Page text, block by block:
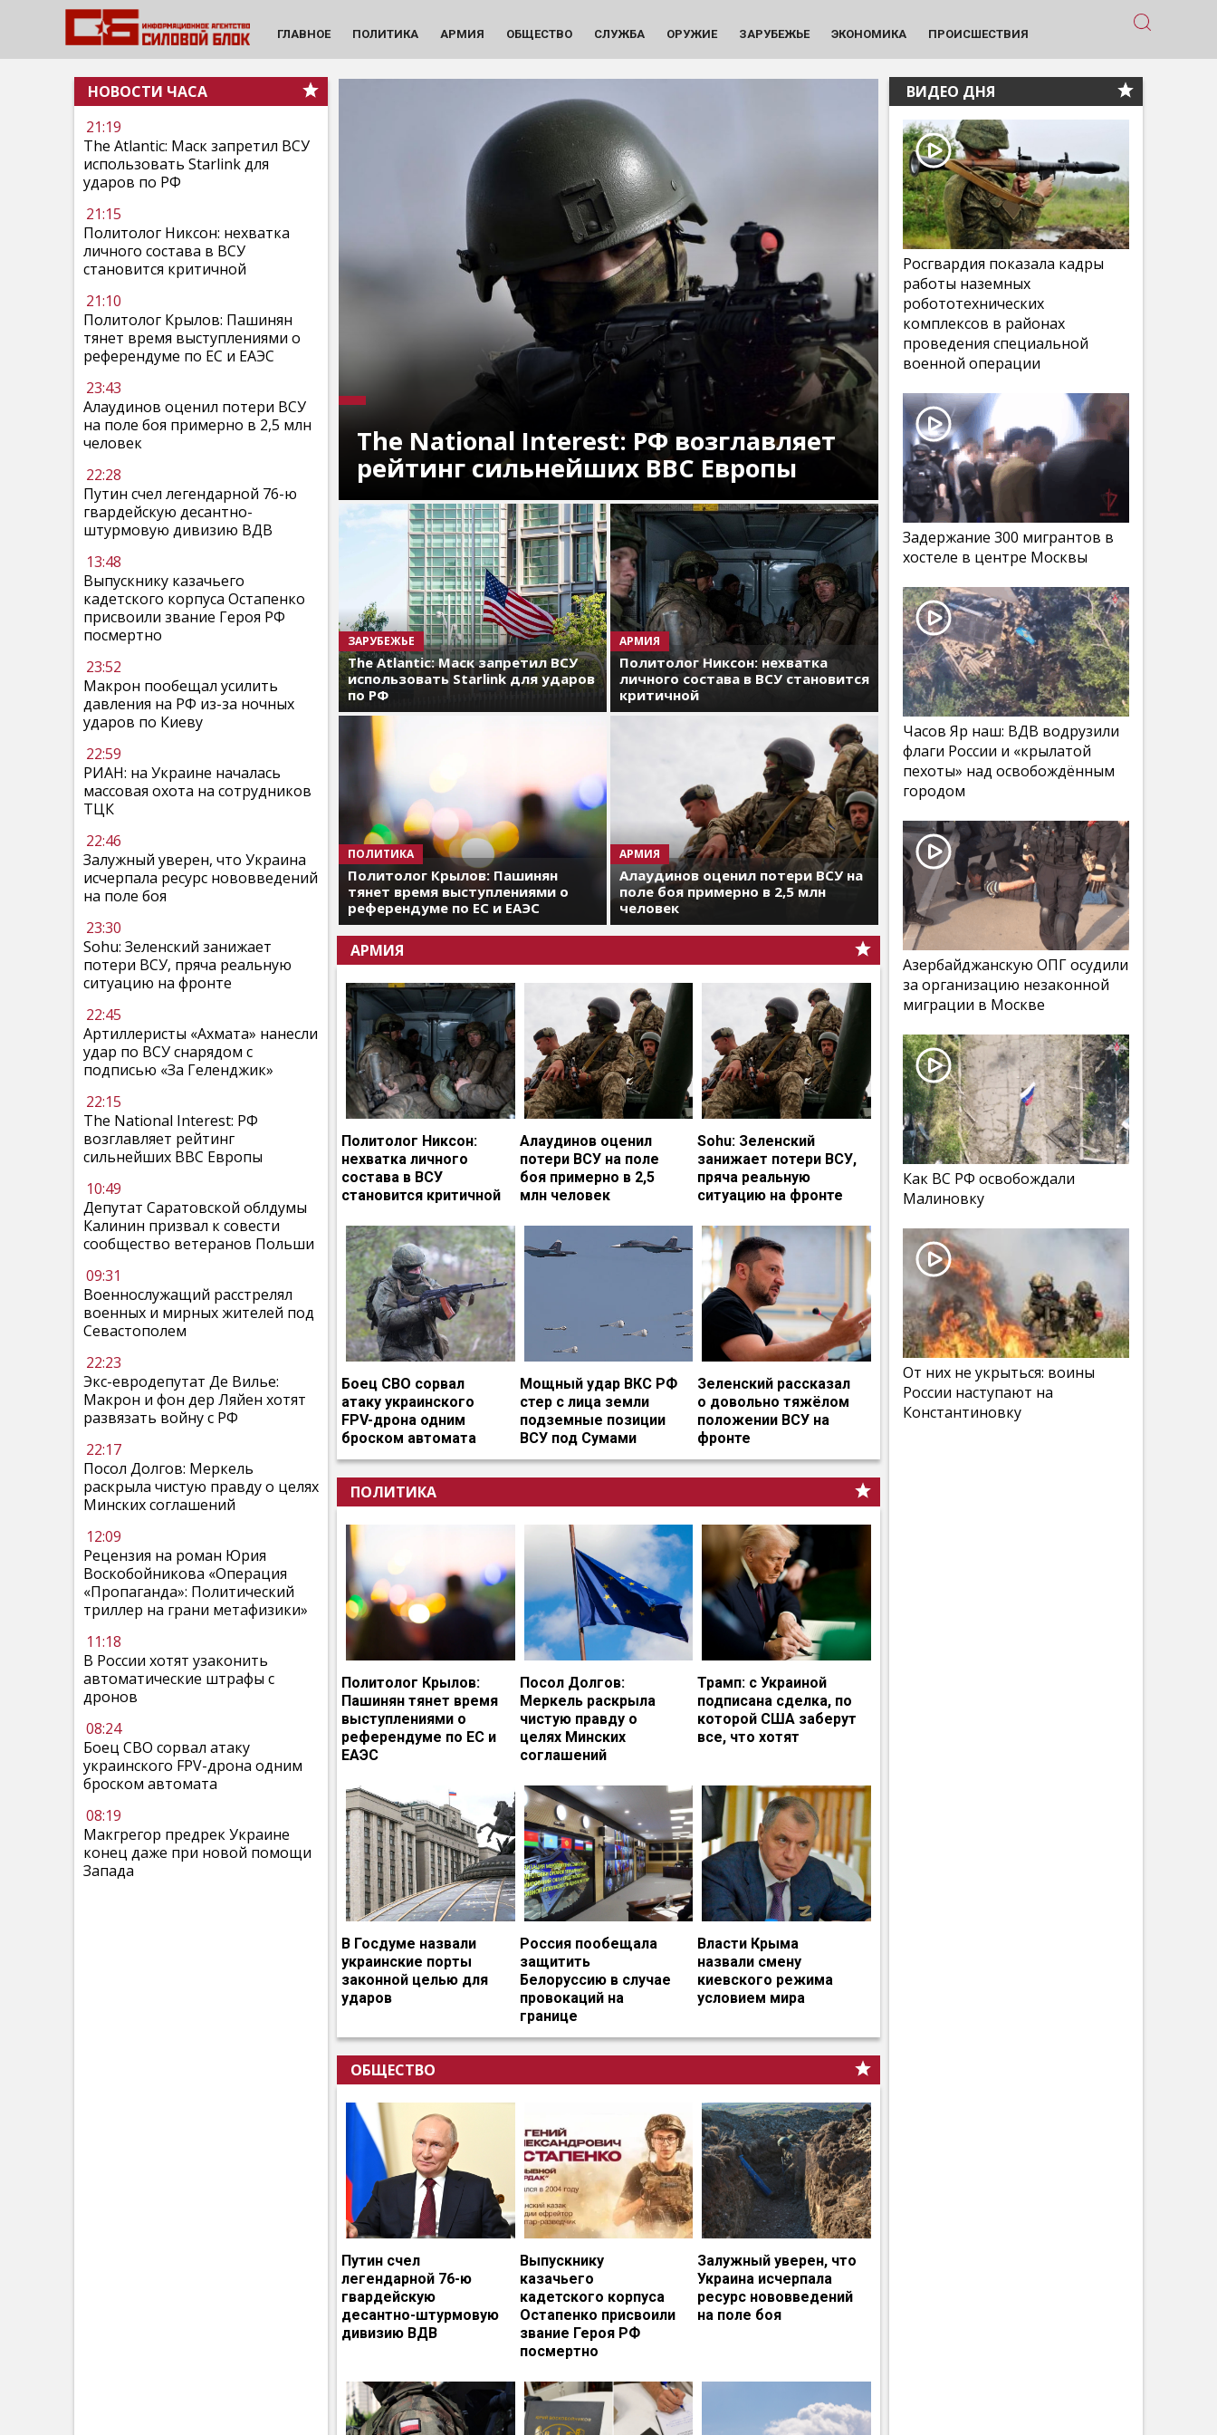
ГЛАВНОЕ ПОЛИТИКА АРМИЯ ОБЩЕСТВО СЛУЖБА ОРУЖИЕ ЗАРУБЕЖЬЕ ЭКОНОМИКА ПРОИСШЕСТВИЯ
НОВОСТИ ЧАСА
21:19
The Atlantic: Маск запретил ВСУ
использовать Starlink для
ударов по РФ
21:15
Политолог Никсон: нехватка
личного состава в ВСУ
становится критичной
21:10
Политолог Крылов: Пашинян
тянет время выступлениями о
референдуме по ЕС и ЕАЭС
23:43
Алаудинов оценил потери ВСУ
на поле боя примерно в 2,5 млн
человек
22:28
Путин счел легендарной 76-ю
гвардейскую десантно-
штурмовую дивизию ВДВ
13:48
Выпускнику казачьего
кадетского корпуса Остапенко
присвоили звание Героя РФ
посмертно
23:52
Макрон пообещал усилить
давления на РФ из-за ночных
ударов по Киеву
22:59
РИАН: на Украине началась
массовая охота на сотрудников
ТЦК
22:46
Залужный уверен, что Украина
исчерпала ресурс нововведений
на поле боя
23:30
Sohu: Зеленский занижает
потери ВСУ, пряча реальную
ситуацию на фронте
22:45
Артиллеристы «Ахмата» нанесли
удар по ВСУ снарядом с
подписью «За Геленджик»
22:15
The National Interest: РФ
возглавляет рейтинг
сильнейших ВВС Европы
10:49
Депутат Саратовской облдумы
Калинин призвал к совести
сообщество ветеранов Польши
09:31
Военнослужащий расстрелял
военных и мирных жителей под
Севастополем
22:23
Экс-евродепутат Де Вилье:
Макрон и фон дер Ляйен хотят
развязать войну с РФ
22:17
Посол Долгов: Меркель
раскрыла чистую правду о целях
Минских соглашений
12:09
Рецензия на роман Юрия
Воскобойникова «Операция
«Пропаганда»: Политический
триллер на грани метафизики»
11:18
В России хотят узаконить
автоматические штрафы с
дронов
08:24
Боец СВО сорвал атаку
украинского FPV-дрона одним
броском автомата
08:19
Макгрегор предрек Украине
конец даже при новой помощи
Запада
The National Interest: РФ возглавляет
рейтинг сильнейших ВВС Европы
ЗАРУБЕЖЬЕ
The Atlantic: Маск запретил ВСУ
использовать Starlink для ударов
по РФ
АРМИЯ
Политолог Никсон: нехватка
личного состава в ВСУ становится
критичной
ПОЛИТИКА
Политолог Крылов: Пашинян
тянет время выступлениями о
референдуме по ЕС и ЕАЭС
АРМИЯ
Алаудинов оценил потери ВСУ на
поле боя примерно в 2,5 млн
человек
АРМИЯ
Политолог Никсон:
нехватка личного
состава в ВСУ
становится критичной
Алаудинов оценил
потери ВСУ на поле
боя примерно в 2,5
млн человек
Sohu: Зеленский
занижает потери ВСУ,
пряча реальную
ситуацию на фронте
Боец СВО сорвал
атаку украинского
FPV-дрона одним
броском автомата
Мощный удар ВКС РФ
стер с лица земли
подземные позиции
ВСУ под Сумами
Зеленский рассказал
о довольно тяжёлом
положении ВСУ на
фронте
ПОЛИТИКА
Политолог Крылов:
Пашинян тянет время
выступлениями о
референдуме по ЕС и
ЕАЭС
Посол Долгов:
Меркель раскрыла
чистую правду о
целях Минских
соглашений
Трамп: с Украиной
подписана сделка, по
которой США заберут
все, что хотят
В Госдуме назвали
украинские порты
законной целью для
ударов
Россия пообещала
защитить
Белоруссию в случае
провокаций на
границе
Власти Крыма
назвали смену
киевского режима
условием мира
ОБЩЕСТВО
Путин счел
легендарной 76-ю
гвардейскую
десантно-штурмовую
дивизию ВДВ
Выпускнику
казачьего
кадетского корпуса
Остапенко присвоили
звание Героя РФ
посмертно
Залужный уверен, что
Украина исчерпала
ресурс нововведений
на поле боя
ВИДЕО ДНЯ
Росгвардия показала кадры
работы наземных
робототехнических
комплексов в районах
проведения специальной
военной операции
Задержание 300 мигрантов в
хостеле в центре Москвы
Часов Яр наш: ВДВ водрузили
флаги России и «крылатой
пехоты» над освобождённым
городом
Азербайджанскую ОПГ осудили
за организацию незаконной
миграции в Москве
Как ВС РФ освобождали
Малиновку
От них не укрыться: воины
России наступают на
Константиновку